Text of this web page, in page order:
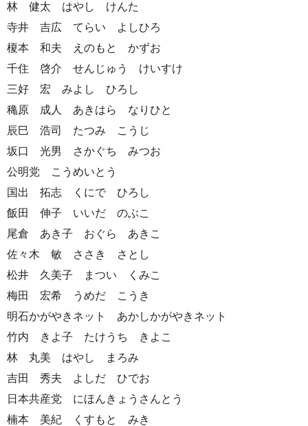
林 健太 はやし けんた
寺井 吉広 てらい よしひろ
榎本 和夫 えのもと かずお
千住 啓介 せんじゅう けいすけ
三好 宏 みよし ひろし
穐原 成人 あきはら なりひと
辰巳 浩司 たつみ こうじ
坂口 光男 さかぐち みつお
公明党 こうめいとう
国出 拓志 くにで ひろし
飯田 伸子 いいだ のぶこ
尾倉 あき子 おぐら あきこ
佐々木 敏 ささき さとし
松井 久美子 まつい くみこ
梅田 宏希 うめだ こうき
明石かがやきネット あかしかがやきネット
竹内 きよ子 たけうち きよこ
林 丸美 はやし まろみ
吉田 秀夫 よしだ ひでお
日本共産党 にほんきょうさんとう
楠本 美紀 くすもと みき